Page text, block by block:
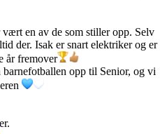
en av de som stiller opp. Selv
der. Isak er snart elektriker og er
år fremover
opp til Senior, og vi